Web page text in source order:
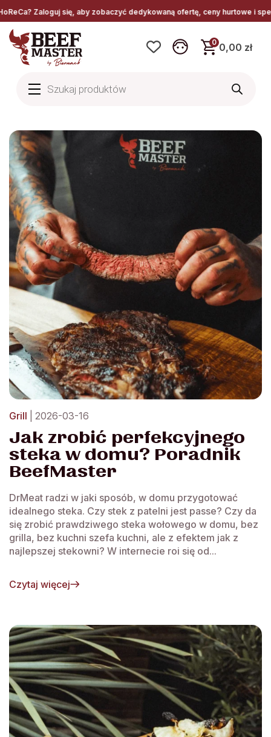
zobaczyć dedykowaną ofertę, ceny hurtowe i specjalne warunki
produktów
0 0,00 zł
Grill | 2026-03-16
Jak zrobić perfekcyjnego
steka w domu? Poradnik
BeefMaster
DrMeat radzi w jaki sposób, w domu przygotować
idealnego steka. Czy stek z patelni jest passe? Czy da
się zrobić prawdziwego steka wołowego w domu, bez
grilla, bez kuchni szefa kuchni, ale z efektem jak z
najlepszej stekowni? W internecie roi się od...
Czytaj więcej